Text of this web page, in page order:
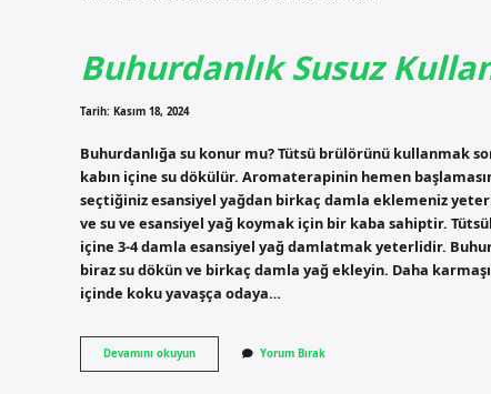
Buhurdanlık Susuz
Tarih: Kasım 18, 2024
Buhurdanlığa su konur mu? Tütsü brülörünü kullanmak
kabın içine su dökülür. Aromaterapinin hemen
seçtiğiniz esansiyel yağdan birkaç damla eklemeniz
ve su ve esansiyel yağ koymak için bir kaba sahiptir.
içine 3-4 damla esansiyel yağ damlatmak yeterlidir.
biraz su dökün ve birkaç damla yağ ekleyin. Daha
içinde koku yavaşça odaya…
Devamını okuyunBuhurdanlık
Susuz
Yorum Bırak